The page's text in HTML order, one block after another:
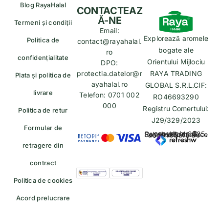
Blog RayaHalal
Termeni și condiții
Politica de
confidențialitate
Plata și politica de
livrare
Politica de retur
Formular de
retragere din
contract
Politica de cookies
Acord prelucrare
Explorează aromele
bogate ale
Orientului Mijlociu
RAYA TRADING
GLOBAL S.R.L.CIF:
RO46693290
Registru Comertului:
J29/329/2023
copyrights © Rayahalal.ro 2025. Soluție eCommerce administrată de
CONTACTEAZ
Ă-NE
Email:
contact@rayahalal.
ro
DPO:
protectia.datelor@r
ayahalal.ro
Telefon: 0701 002
000